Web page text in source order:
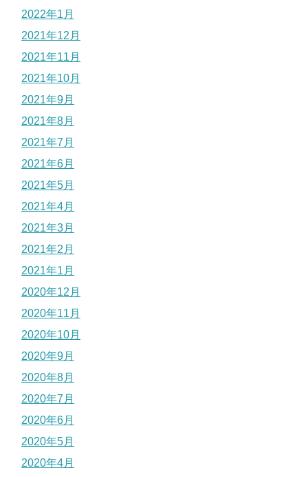
2022年1月
2021年12月
2021年11月
2021年10月
2021年9月
2021年8月
2021年7月
2021年6月
2021年5月
2021年4月
2021年3月
2021年2月
2021年1月
2020年12月
2020年11月
2020年10月
2020年9月
2020年8月
2020年7月
2020年6月
2020年5月
2020年4月